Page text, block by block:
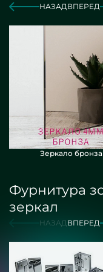
НАЗАДВПЕРЕД
Зеркало бронза
Фурнитура
зеркал
НАЗАДВПЕРЕД